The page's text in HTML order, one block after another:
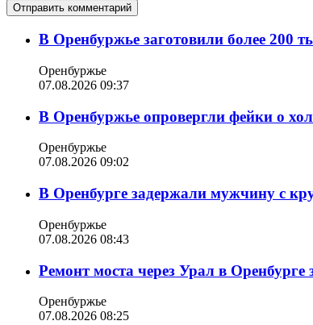
В Оренбуржье заготовили более 200
Оренбуржье
07.08.2026 09:37
В Оренбуржье опровергли фейки о
Оренбуржье
07.08.2026 09:02
В Оренбурге задержали мужчину с
Оренбуржье
07.08.2026 08:43
Ремонт моста через Урал в Оренбурге
Оренбуржье
07.08.2026 08:25